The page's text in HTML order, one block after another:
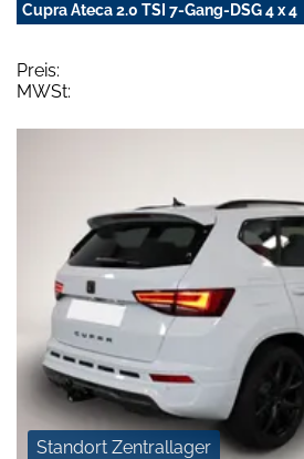
Cupra Ateca 2.0 TSI 7-Gang-DSG 4 x 4
Preis:
MWSt:
Standort Zentrallager